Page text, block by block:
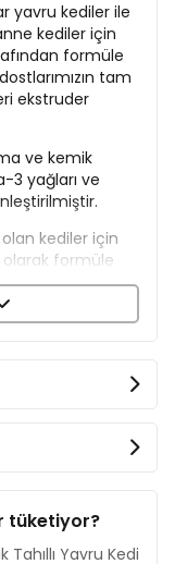
yavru kediler ile
kediler için
formüle
tam
ekstruder
ve kemik
3 yağları ve
kediler için
olarak formüle
seviyedeki
azaltarak
sistemine sahip
ideal bir
tüketiyor?
Yavru Kedi